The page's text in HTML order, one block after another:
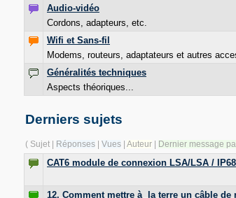
Audio-vidéo
Cordons, adapteurs, etc.
Wifi et Sans-fil
Modems, routeurs, adaptateurs et autres
Généralités techniques
Aspects théoriques...
Derniers sujets
( Sujet | Réponses Vues Auteur Dernier message
CAT6 module de connexion LSA/LSA / IP68
12. Comment mettre à la terre un câble de